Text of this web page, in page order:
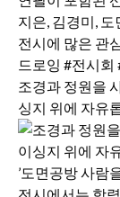
조경과 정원을
싱지 위에 자유